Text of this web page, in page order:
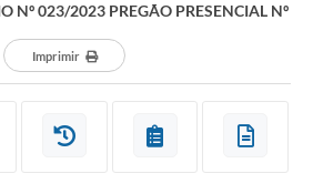
Nº 023/2023 PREGÃO PRESENCIAL Nº
Imprimir